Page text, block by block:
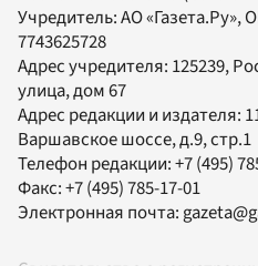
Учредитель:АО «Газета.Ру»,
7743625728
Адрес учредителя: 125239,
улица, дом 67
Адрес редакции и издателя:
Варшавское шоссе, д.9, стр.1
Телефон редакции:+7 (495)
Факс:+7 (495) 785-17-01
Электронная почта: